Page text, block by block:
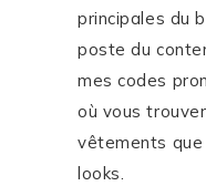
principales du
poste du
mes codes
où vous
vêtements
looks.